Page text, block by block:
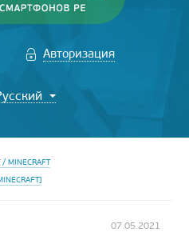
Авторизация
07.05.2021